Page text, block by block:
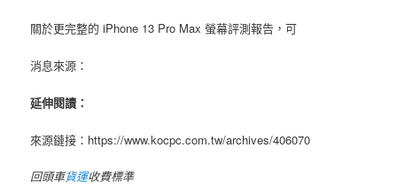
關於更完整的 iPhone 13 Pro Max 螢幕評測報告，可
消息來源：
延伸閱讀：
來源鏈接：https://www.kocpc.com.tw/archives/406070
回頭車貨運收費標準